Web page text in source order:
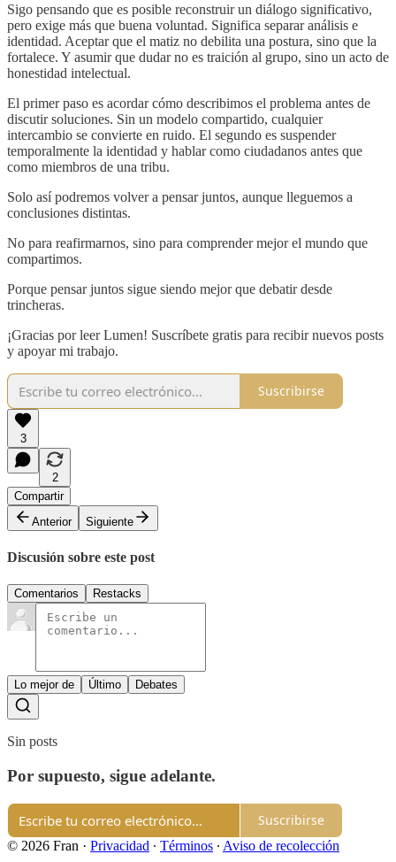
Sigo pensando que es posible reconstruir un diálogo significativo,
pero exige más que buena voluntad. Significa separar análisis e
identidad. Aceptar que el matiz no debilita una postura, sino que la
fortalece. Y asumir que dudar no es traición al grupo, sino un acto de
honestidad intelectual.
El primer paso es acordar cómo describimos el problema antes de
discutir soluciones. Sin un modelo compartido, cualquier
intercambio se convierte en ruido. El segundo es suspender
temporalmente la identidad y hablar como ciudadanos antes que
como miembros de una tribu.
Solo así podremos volver a pensar juntos, aunque lleguemos a
conclusiones distintas.
No para reafirmarnos, sino para comprender mejor el mundo que
compartimos.
Porque pensar juntos sigue siendo mejor que debatir desde
trincheras.
¡Gracias por leer Lumen! Suscríbete gratis para recibir nuevos posts
y apoyar mi trabajo.
Suscribirse
3
2
Compartir
Anterior
Siguiente
Discusión sobre este post
Comentarios Restacks
Lo mejor de Último Debates
Sin posts
Por supuesto, sigue adelante.
Suscribirse
© 2026 Fran · Privacidad ∙ Términos ∙ Aviso de recolección